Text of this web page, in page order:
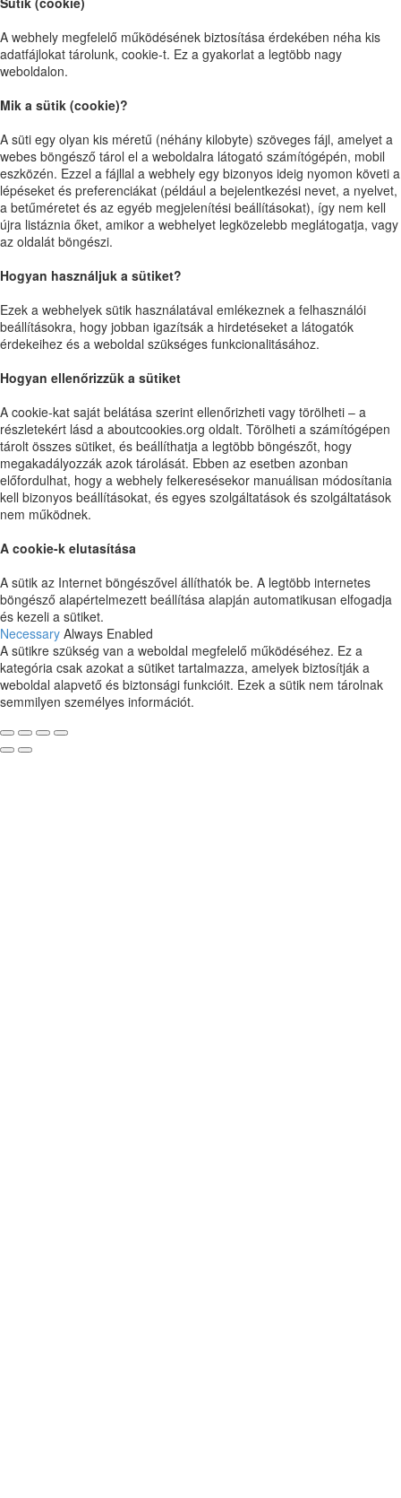
A webhely megfelelő működésének biztosítása érdekében néha kis
adatfájlokat tárolunk, cookie-t. Ez a gyakorlat a legtöbb nagy
weboldalon.
Mik a sütik (cookie)?
A süti egy olyan kis méretű (néhány kilobyte) szöveges fájl, amelyet a
webes böngésző tárol el a weboldalra látogató számítógépén, mobil
eszközén. Ezzel a fájllal a webhely egy bizonyos ideig nyomon követi a
lépéseket és preferenciákat (például a bejelentkezési nevet, a nyelvet,
a betűméretet és az egyéb megjelenítési beállításokat), így nem kell
újra listáznia őket, amikor a webhelyet legközelebb meglátogatja, vagy
az oldalát böngészi.
Hogyan használjuk a sütiket?
Ezek a webhelyek sütik használatával emlékeznek a felhasználói
beállításokra, hogy jobban igazítsák a hirdetéseket a látogatók
érdekeihez és a weboldal szükséges funkcionalitásához.
Hogyan ellenőrizzük a sütiket
A cookie-kat saját belátása szerint ellenőrizheti vagy törölheti – a
részletekért lásd a aboutcookies.org oldalt. Törölheti a számítógépen
tárolt összes sütiket, és beállíthatja a legtöbb böngészőt, hogy
megakadályozzák azok tárolását. Ebben az esetben azonban
előfordulhat, hogy a webhely felkeresésekor manuálisan módosítania
kell bizonyos beállításokat, és egyes szolgáltatások és szolgáltatások
nem működnek.
A cookie-k elutasítása
A sütik az Internet böngészővel állíthatók be. A legtöbb internetes
böngésző alapértelmezett beállítása alapján automatikusan elfogadja
és kezeli a sütiket.
Necessary Always Enabled
A sütikre szükség van a weboldal megfelelő működéséhez. Ez a
kategória csak azokat a sütiket tartalmazza, amelyek biztosítják a
weboldal alapvető és biztonsági funkcióit. Ezek a sütik nem tárolnak
semmilyen személyes információt.